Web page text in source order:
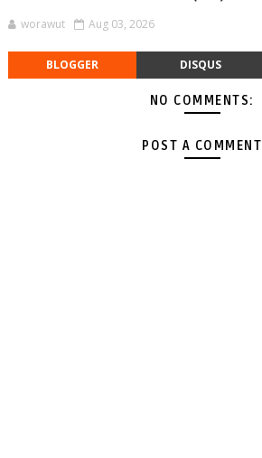
worawut Aug 03, 2026
BLOGGER DISQUS
NO COMMENTS:
POST A COMMENT